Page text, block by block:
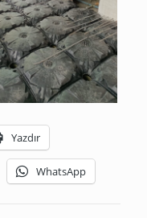
Yazdır
WhatsApp